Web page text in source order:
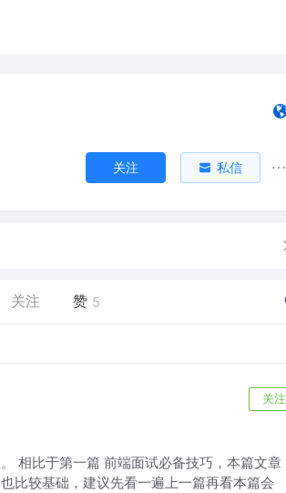
关注 私信
关注 赞 5
关注
相比于第一篇 前端面试必备技巧，本篇文章
比较基础，建议先看一遍上一篇再看本篇会